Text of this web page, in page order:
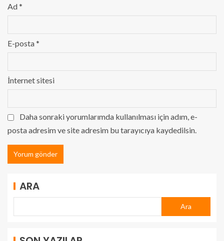
Ad*
E-posta*
İnternet sitesi
Daha sonraki yorumlarımda kullanılması için adım, e-
posta adresim ve site adresim bu tarayıcıya kaydedilsin.
ARA
Ara